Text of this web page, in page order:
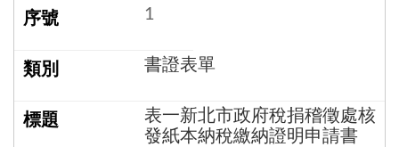
1
書證表單
表一新北市政府稅捐稽徵處核
發紙本納稅繳納證明申請書